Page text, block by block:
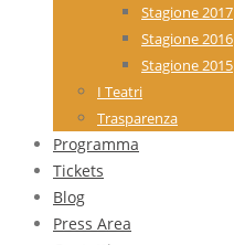
Stagione 2017
Stagione 2016
Stagione 2015
I Teatri
Trasparenza
Programma
Tickets
Blog
Press Area